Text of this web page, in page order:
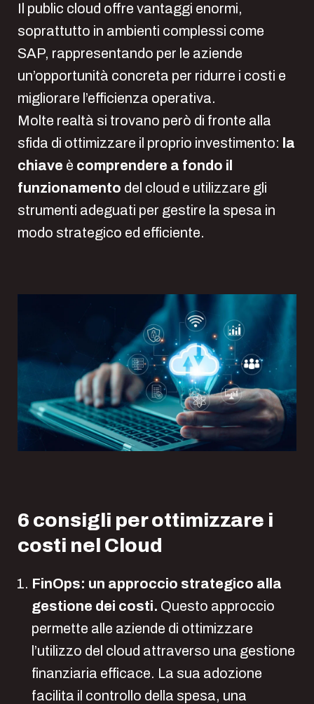
Il public cloud offre vantaggi enormi,
soprattutto in ambienti complessi come
SAP, rappresentando per le aziende
un’opportunità concreta per ridurre i costi e
migliorare l’efficienza operativa.
Molte realtà si trovano però di fronte alla
sfida di ottimizzare il proprio investimento: la
chiave è comprendere a fondo il
funzionamento del cloud e utilizzare gli
strumenti adeguati per gestire la spesa in
modo strategico ed efficiente.
6 consigli per ottimizzare i
costi nel Cloud
FinOps: un approccio strategico alla
gestione dei costi. Questo approccio
permette alle aziende di ottimizzare
l’utilizzo del cloud attraverso una gestione
finanziaria efficace. La sua adozione
facilita il controllo della spesa, una